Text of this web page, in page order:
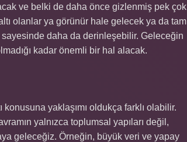
ve belki de daha önce gizlenmiş pek çok
olanlar ya görünür hale gelecek ya da tam
daha da derinleşebilir. Geleceğin
kadar önemli bir hal alacak.
yaklaşımı oldukça farklı olabilir.
yalnızca toplumsal yapıları değil,
geleceğiz. Örneğin, büyük veri ve yapay